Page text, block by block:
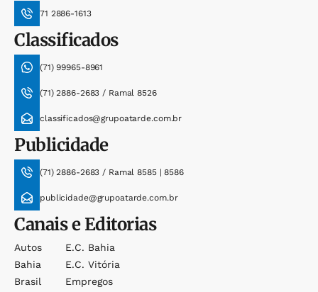
71 2886-1613
Classificados
(71) 99965-8961
(71) 2886-2683 / Ramal 8526
classificados@grupoatarde.com.br
Publicidade
(71) 2886-2683 / Ramal 8585 | 8586
publicidade@grupoatarde.com.br
Canais e Editorias
Autos
Bahia
Brasil
E.c. Bahia
E.c. Vitória
Empregos